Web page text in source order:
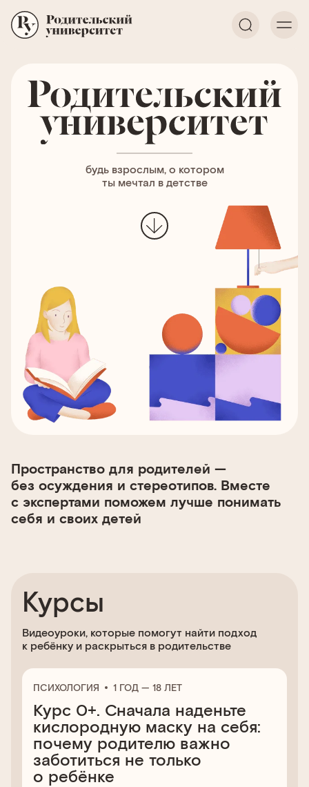
будь взрослым, о котором
ты мечтал в детстве
Пространство для родителей —
без осуждения и стереотипов. Вместе
с экспертами поможем лучше понимать
себя и своих детей
Курсы
Видеоуроки, которые помогут найти подход
к ребёнку и раскрыться в родительстве
ПСИХОЛОГИЯ 1 ГОД — 18 ЛЕТ
Курс 0+. Сначала наденьте
кислородную маску на себя:
почему родителю важно
заботиться не только
о ребёнке